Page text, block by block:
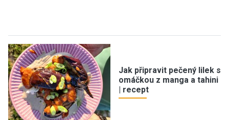
Jak připravit pečený lilek s
omáčkou z manga a tahini
| recept